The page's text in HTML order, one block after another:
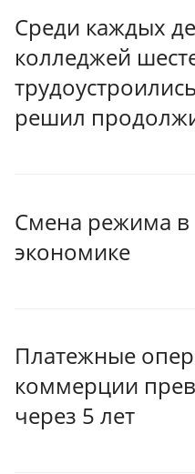
Среди каждых
колледжей
решил
Смена режима
экономике
Платежные
коммерции
через 5 лет